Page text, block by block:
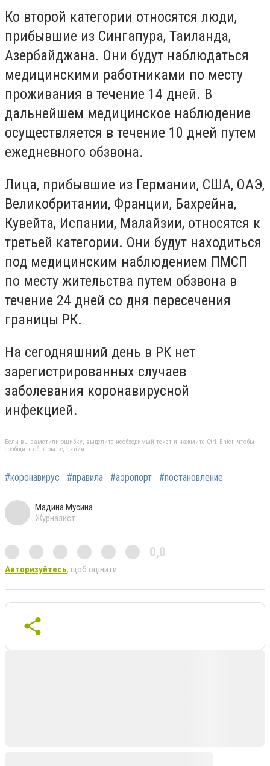
Ко второй категории относятся люди,
прибывшие из Сингапура, Таиланда,
Азербайджана. Они будут наблюдаться
медицинскими работниками по месту
проживания в течение 14 дней. В
дальнейшем медицинское наблюдение
осуществляется в течение 10 дней путем
ежедневного обзвона.
Лица, прибывшие из Германии, США, ОАЭ,
Великобритании, Франции, Бахрейна,
Кувейта, Испании, Малайзии, относятся к
третьей категории. Они будут находиться
под медицинским наблюдением ПМСП
по месту жительства путем обзвона в
течение 24 дней со дня пересечения
границы РК.
На сегодняшний день в РК нет
зарегистрированных случаев
заболевания коронавирусной
инфекцией.
Если вы заметили ошибку, выделите необходимый текст и нажмите Ctrl+Enter, чтобы
сообщить об этом редакции
#коронавирус #правила #аэропорт #постановление
Мадина Мусина
Журналист
0,0
Авторизуйтесь, щоб оцінити